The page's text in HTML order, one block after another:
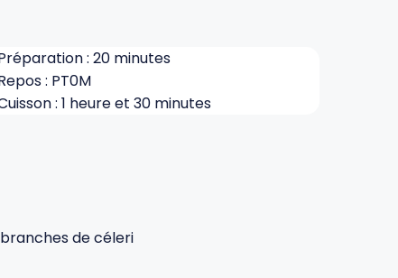
: 20 minutes
: PT0M
: 1 heure et 30 minutes
de céleri